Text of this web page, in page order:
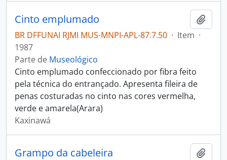
Cinto emplumado
BR DFFUNAI RJMI MUS-MNPI-APL-87.7.50 · Item ·
1987
Parte de Museológico
Cinto emplumado confeccionado por fibra feito
pela técnica do entrançado. Apresenta fileira de
penas costuradas no cinto nas cores vermelha,
verde e amarela(Arara)
Kaxinawá
Grampo da cabeleira